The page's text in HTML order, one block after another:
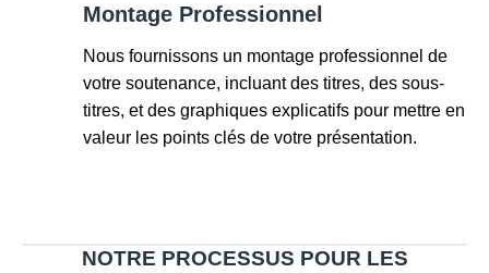
Montage Professionnel
Nous fournissons un montage professionnel de
votre soutenance, incluant des titres, des sous-
titres, et des graphiques explicatifs pour mettre en
valeur les points clés de votre présentation.
NOTRE PROCESSUS POUR LES